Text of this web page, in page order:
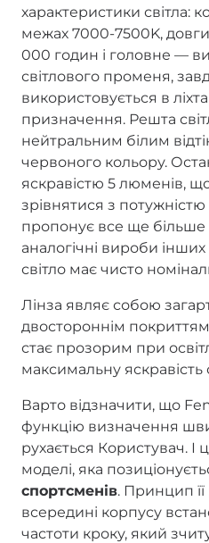
характеристики світла:
межах 7000-7500K,
000 годин і головне —
світлового променя,
використовується в
призначення. Решта
нейтральним білим
червоного кольору.
яскравістю 5 люменів,
зрівнятися з потужністю
пропонує все ще більше
аналогічні вироби
світло має чисто
Лінза являє собою
двостороннім
стає прозорим при
максимальну яскравість
Варто відзначити, що
функцію визначення
рухається Користувач. І
моделі, яка
спортсменів. Принцип
всередині корпусу
частоти кроку, який